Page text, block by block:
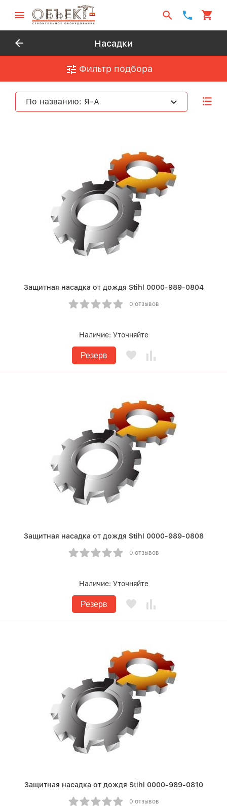
Насадки
Фильтр подбора
По названию: Я-А
Защитная насадка от дождя Stihl 0000-989-0804
0 отзывов
Наличие: Уточняйте
Резерв
Защитная насадка от дождя Stihl 0000-989-0808
0 отзывов
Наличие: Уточняйте
Резерв
Защитная насадка от дождя Stihl 0000-989-0810
0 отзывов